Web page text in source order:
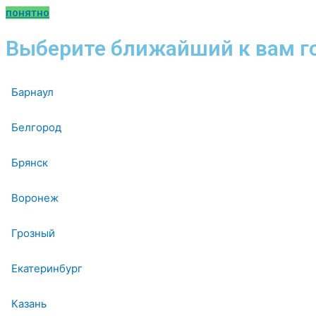
понятно
Выберите ближайший к вам
Барнаул
Белгород
Брянск
Воронеж
Грозный
Екатеринбург
Казань